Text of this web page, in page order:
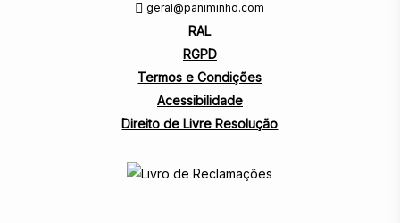
geral@paniminho.com
RAL
RGPD
Termos e Condições
Acessibilidade
Direito de Livre Resolução